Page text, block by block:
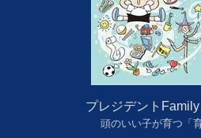
プレジデント
頭のいい子が育つ「